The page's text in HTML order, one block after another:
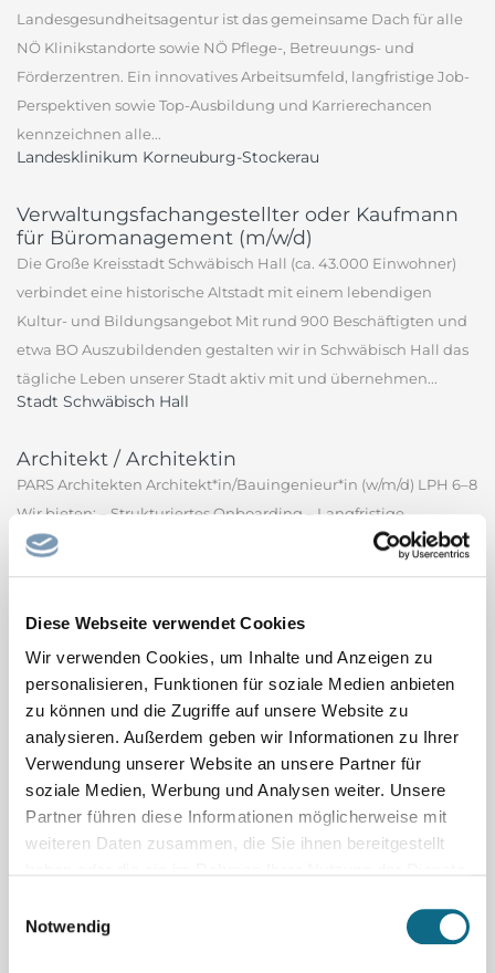
Diese Webseite verwendet Cookies
Wir verwenden Cookies, um Inhalte und Anzeigen zu
personalisieren, Funktionen für soziale Medien anbieten
zu können und die Zugriffe auf unsere Website zu
analysieren. Außerdem geben wir Informationen zu Ihrer
Verwendung unserer Website an unsere Partner für
soziale Medien, Werbung und Analysen weiter. Unsere
Partner führen diese Informationen möglicherweise mit
weiteren Daten zusammen, die Sie ihnen bereitgestellt
Notwendig
Landesgesundheitsagentur ist das gemeinsame Dach für alle
NÖ Klinikstandorte sowie NÖ Pflege-, Betreuungs- und
Förderzentren. Ein innovatives Arbeitsumfeld, langfristige Job-
Perspektiven sowie Top-Ausbildung und Karrierechancen
kennzeichnen alle...
Landesklinikum Korneuburg-Stockerau
Verwaltungsfachangestellter oder Kaufmann
für Büromanagement (m/w/d)
Die Große Kreisstadt Schwäbisch Hall (ca. 43.000 Einwohner)
verbindet eine historische Altstadt mit einem lebendigen
Kultur- und Bildungsangebot Mit rund 900 Beschäftigten und
etwa BO Auszubildenden gestalten wir in Schwäbisch Hall das
tägliche Leben unserer Stadt aktiv mit und übernehmen...
Stadt Schwäbisch Hall
Architekt / Architektin
PARS Architekten Architekt*in/Bauingenieur*in (w/m/d) LPH 6–8
Wir bieten: – Strukturiertes Onboarding – Langfristige
Perspektive – Stärkung deiner Kompetenzen –
Aufgaben & Perspektiven: – Der Bau...
PARS Architekten GmbH
Spitalfacharzt / Spitalfachärztin Pädiatrie
Oberarzt oder Spitalfacharzt (m/w/d) 60 - 100% (Psychiatrie oder
Pädiatrie) Heilpädagogisch-Psychiatrische Fachstelle (HPF)
Bereich Kinder und Jugend mit Störung der intellektuellen
Entwicklung, Klinik Luzern Per 1. November 2026 oder nach
Vereinbarung Ihre Aufgaben - Ambulante Tätigkeit im...
Co-Chefarzt / Chefärztin mit Option Chefarzt /